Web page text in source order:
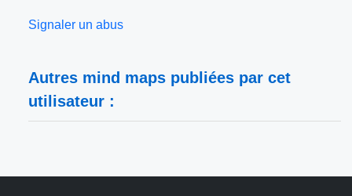
Signaler un abus
Autres mind maps publiées par cet
utilisateur :